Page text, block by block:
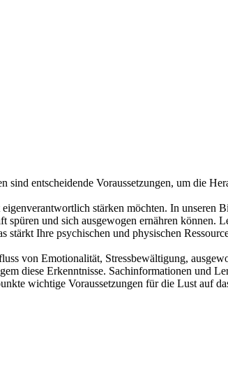
entscheidende Voraussetzungen, um die
stärken möchten. In unseren
und sich ausgewogen ernähren
Ihre psychischen und physischen
von Emotionalität, Stressbewältigung,
diese Erkenntnisse. Sachinformationen und
wichtige Voraussetzungen für die Lust auf